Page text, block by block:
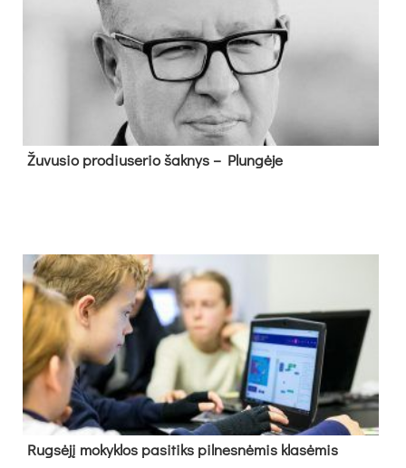
Žu­vu­sio pro­diu­se­rio šak­nys – Plun­gė­je
Rug­sė­jį mo­kyk­los pa­si­tiks pil­nes­nė­mis kla­sė­mis